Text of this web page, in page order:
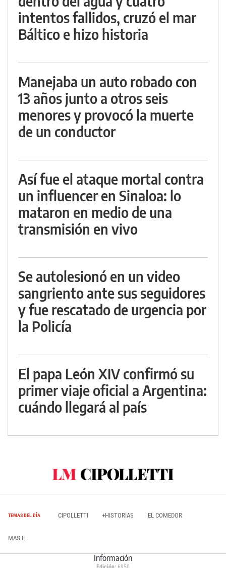
intentos fallidos, cruzó el mar
Báltico e hizo historia
Manejaba un auto robado con
13 años junto a otros seis
menores y provocó la muerte
de un conductor
Así fue el ataque mortal contra
un influencer en Sinaloa: lo
mataron en medio de una
transmisión en vivo
Se autolesionó en un video
sangriento ante sus seguidores
y fue rescatado de urgencia por
la Policía
El papa León XIV confirmó su
primer viaje oficial a Argentina:
cuándo llegará al país
TEMAS DEL DÍA CIPOLLETTI +HISTORIAS EL COMEDOR
MAS E
Información